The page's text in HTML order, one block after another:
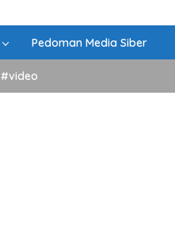
Pedoman Media Siber
#video